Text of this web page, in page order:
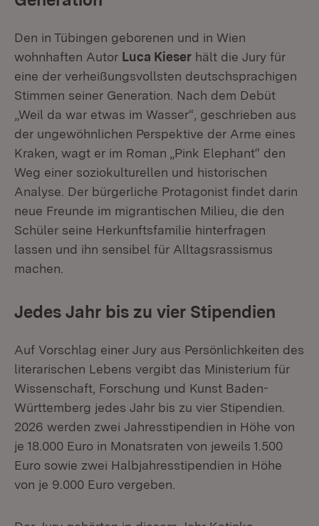
Den in Tübingen geborenen und in Wien
wohnhaften Autor Luca Kieser hält die Jury für
eine der verheißungsvollsten deutschsprachigen
Stimmen seiner Generation. Nach dem Debüt
„Weil da war etwas im Wasser“, geschrieben aus
der ungewöhnlichen Perspektive der Arme eines
Kraken, wagt er im Roman „Pink Elephant“ den
Weg einer soziokulturellen und historischen
Analyse. Der bürgerliche Protagonist findet darin
neue Freunde im migrantischen Milieu, die den
Schüler seine Herkunftsfamilie hinterfragen
lassen und ihn sensibel für Alltagsrassismus
machen.
Jedes Jahr bis zu vier Stipendien
Auf Vorschlag einer Jury aus Persönlichkeiten des
literarischen Lebens vergibt das Ministerium für
Wissenschaft, Forschung und Kunst Baden-
Württemberg jedes Jahr bis zu vier Stipendien.
2026 werden zwei Jahresstipendien in Höhe von
je 18.000 Euro in Monatsraten von jeweils 1.500
Euro sowie zwei Halbjahresstipendien in Höhe
von je 9.000 Euro vergeben.